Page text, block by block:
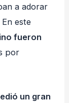
a adorar
este
fueron
por
un gran